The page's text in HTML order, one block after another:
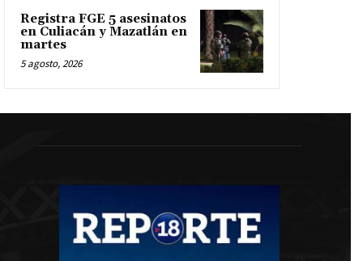
Registra FGE 5 asesinatos
en Culiacán y Mazatlán en
martes
5 agosto, 2026